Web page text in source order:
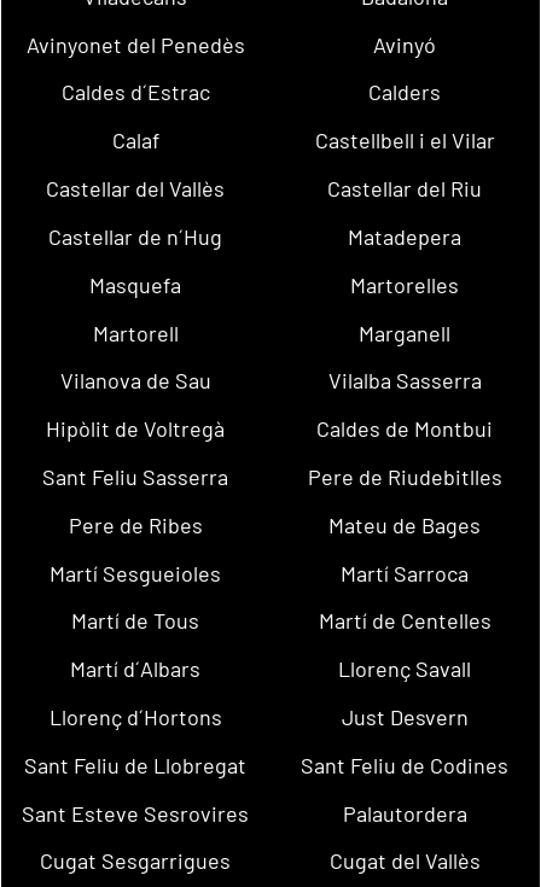
Avinyonet del Penedès
Avinyó
Caldes d´Estrac
Calders
Calaf
Castellbell i el Vilar
Castellar del Vallès
Castellar del Riu
Castellar de n´Hug
Matadepera
Masquefa
Martorelles
Martorell
Marganell
Vilanova de Sau
Vilalba Sasserra
Hipòlit de Voltregà
Caldes de Montbui
Sant Feliu Sasserra
Pere de Riudebitlles
Pere de Ribes
Mateu de Bages
Martí Sesgueioles
Martí Sarroca
Martí de Tous
Martí de Centelles
Martí d´Albars
Llorenç Savall
Llorenç d´Hortons
Just Desvern
Sant Feliu de Llobregat
Sant Feliu de Codines
Sant Esteve Sesrovires
Palautordera
Cugat Sesgarrigues
Cugat del Vallès